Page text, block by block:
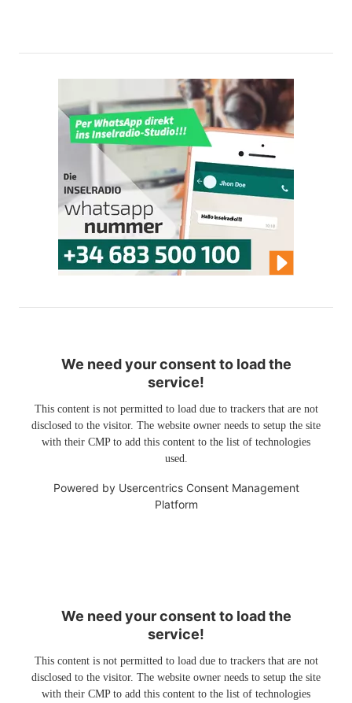
We need your consent to load the
service!
This content is not permitted to load due to trackers that are not
disclosed to the visitor. The website owner needs to setup the site
with their CMP to add this content to the list of technologies
used.
Powered by Usercentrics Consent Management
Platform
We need your consent to load the
service!
This content is not permitted to load due to trackers that are not
disclosed to the visitor. The website owner needs to setup the site
with their CMP to add this content to the list of technologies